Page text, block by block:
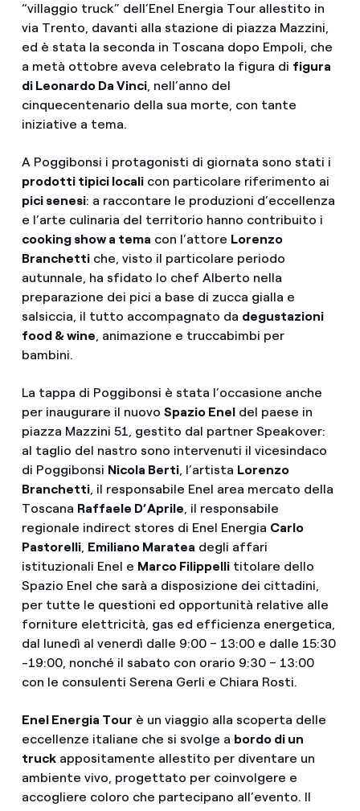
“villaggio truck” dell’Enel Energia Tour allestito in
via Trento, davanti alla stazione di piazza Mazzini,
ed è stata la seconda in Toscana dopo Empoli, che
a metà ottobre aveva celebrato la figura di figura
di Leonardo Da Vinci, nell’anno del
cinquecentenario della sua morte, con tante
iniziative a tema.
A Poggibonsi i protagonisti di giornata sono stati i
prodotti tipici localicon particolare riferimento ai
pici senesi: a raccontare le produzioni d’eccellenza
e l’arte culinaria del territorio hanno contribuito i
cooking show a tema con l’attore Lorenzo
Branchettiche, visto il particolare periodo
autunnale, ha sfidato lo chef Alberto nella
preparazione dei pici a base di zucca gialla e
salsiccia, il tutto accompagnato da degustazioni
food & wine, animazione e truccabimbi per
bambini.
La tappa di Poggibonsi è stata l’occasione anche
per inaugurare il nuovo Spazio Eneldel paese in
piazza Mazzini 51, gestito dal partner Speakover:
al taglio del nastro sono intervenuti il vicesindaco
di Poggibonsi Nicola Berti, l’artista Lorenzo
Branchetti, il responsabile Enel area mercato della
Toscana Raffaele D’Aprile, il responsabile
regionale indirect stores di Enel Energia Carlo
Pastorelli, Emiliano Maratea degli affari
istituzionali Enel e Marco Filippellititolare dello
Spazio Enel che sarà a disposizione dei cittadini,
per tutte le questioni ed opportunità relative alle
forniture elettricità, gas ed efficienza energetica,
dal lunedì al venerdì dalle 9:00 – 13:00 e dalle 15:30
-19:00, nonché il sabato con orario 9:30 – 13:00
con le consulenti Serena Gerli e Chiara Rosti.
Enel Energia Tour è un viaggio alla scoperta delle
eccellenze italiane che si svolge a bordo di un
truckappositamente allestito per diventare un
ambiente vivo, progettato per coinvolgere e
accogliere coloro che partecipano all’evento. Il